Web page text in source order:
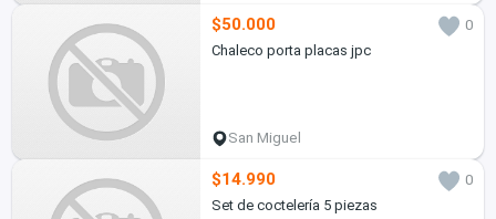
$50.000
0
Chaleco porta placas jpc
San Miguel
$14.990
0
Set de coctelería 5 piezas